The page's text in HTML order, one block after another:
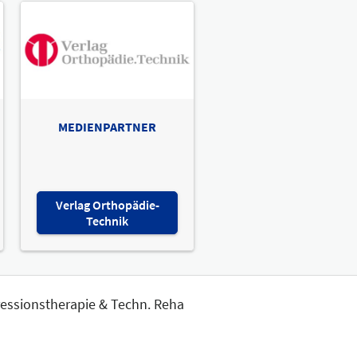
MEDIENPARTNER
Verlag Orthopädie-
Technik
& Techn. Reha